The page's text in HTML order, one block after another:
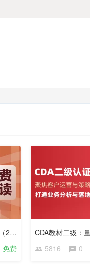
CDA教材一级：精益业务数据分析（2023）
免费
CDA教材二级：
5816
0